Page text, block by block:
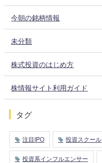
今朝の銘柄情報
未分類
株式投資のはじめ方
株情報サイト利用ガイド
タグ
注目IPO 投資スクール
投資系インフルエンサー